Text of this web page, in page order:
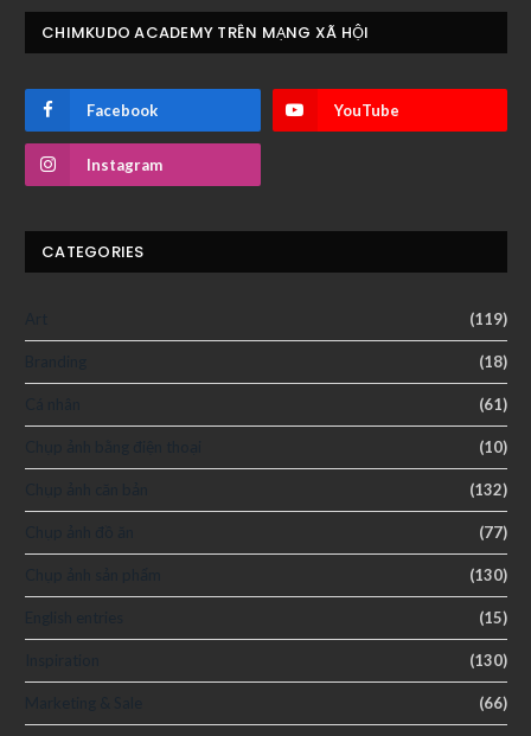
CHIMKUDO ACADEMY TRÊN MẠNG XÃ HỘI
Facebook YouTube
Instagram
CATEGORIES
(119)
(18)
(61)
(10)
(132)
(77)
(130)
(15)
(130)
(66)